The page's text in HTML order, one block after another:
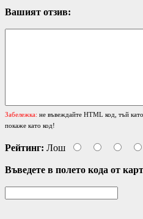
Вашият отзив:
Забележка: не въвеждайте HTML код, тъй
покаже като код!
Рейтинг: Лош
Въведете в полето кода от